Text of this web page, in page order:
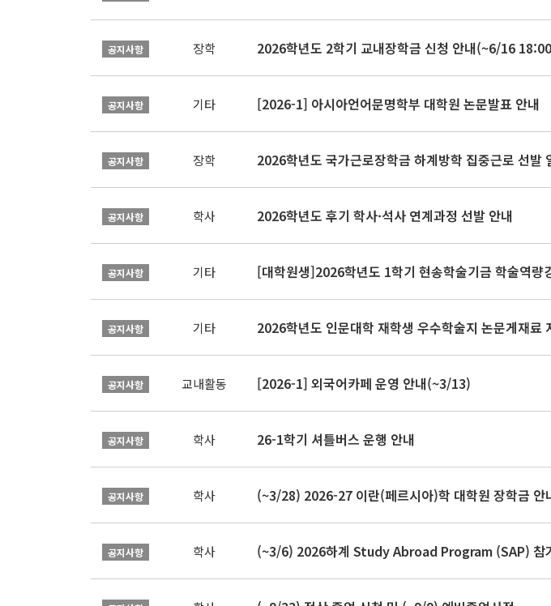
공지사항 장학 2026학년도 2학기 교내장학금 신청 안내(~6/16
공지사항 기타 [2026-1] 아시아언어문명학부 대학원 논문발표 안내
공지사항 장학 2026학년도 국가근로장학금 하계방학 집중근로 선발
공지사항 학사 2026학년도 후기 학사·석사 연계과정 선발 안내
공지사항 기타 [대학원생]2026학년도 1학기 현송학술기금 학술역량
공지사항 기타 2026학년도 인문대학 재학생 우수학술지 논문게재료
공지사항 교내활동 [2026-1] 외국어카페 운영 안내(~3/13)
공지사항 학사 26-1학기 셔틀버스 운행 안내
공지사항 학사 (~3/28) 2026-27 이란(페르시아)학 대학원 장학금 안
공지사항 학사 (~3/6) 2026하계 Study Abroad Program (SAP) 참